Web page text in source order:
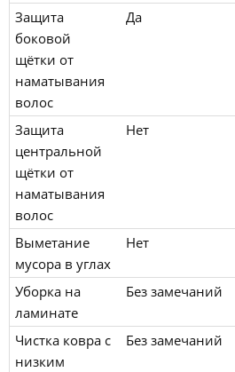
Защита
боковой
щётки от
наматывания
волос
Да
Защита
центральной
щётки от
наматывания
волос
Нет
Выметание
мусора в углах
Нет
Уборка на
ламинате
Без замечаний
Чистка ковра с
низким
Без замечаний